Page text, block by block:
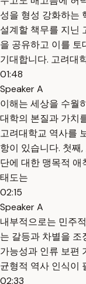
성을 형성 강화하는
설계할 책무를 지닌
을 공유하고 이를
기대합니다. 고려대
01:48
Speaker A
이해는 세상을 수월
대학의 본질과 가치
고려대학교 역사를
항이 있습니다. 첫째
단에 대한 맹목적 애
태도는
02:15
Speaker A
내부적으로는 민주
는 갈등과 차별을 조
가능성과 인류 보편
균형적 역사 인식이
02:33